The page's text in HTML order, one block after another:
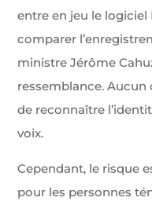
entre en jeu le logiciel
comparer
ministre Jérôme
ressemblance.
de reconnaître
voix.
Cependant, le risque
pour les personnes